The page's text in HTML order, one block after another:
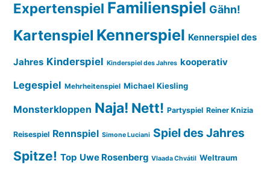
Expertenspiel Familienspiel Gähn!
Kartenspiel Kennerspiel Kennerspiel des
Jahres Kinderspiel Kinderspiel des Jahres kooperativ
Legespiel Mehrheitenspiel Michael Kiesling
Monsterkloppen Naja! Nett! Partyspiel Reiner Knizia
Reisespiel Rennspiel Simone Luciani Spiel des Jahres
Spitze! Top Uwe Rosenberg Vlaada Chvátil Weltraum